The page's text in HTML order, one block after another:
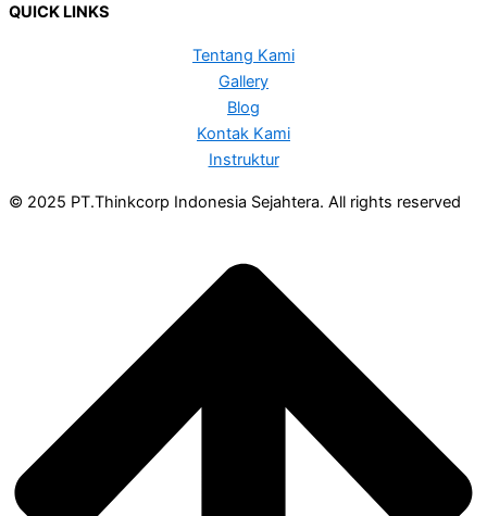
QUICK LINKS
Tentang Kami
Gallery
Blog
Kontak Kami
Instruktur
© 2025 PT.Thinkcorp Indonesia Sejahtera. All rights reserved